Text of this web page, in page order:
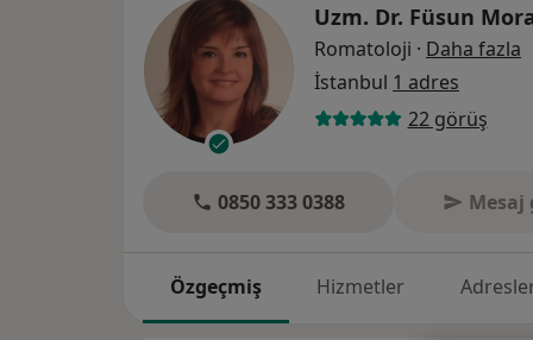
Uzm. Dr. Füsun
Romatoloji · Daha fazla
İstanbul 1 adres
22 görüş
0850 333 0388 Mesaj
Özgeçmiş Hizmetler